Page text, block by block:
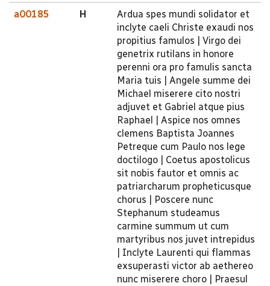
a00185 H
Ardua spes mundi solidator et
inclyte caeli Christe exaudi nos
propitius famulos | Virgo dei
genetrix rutilans in honore
perenni ora pro famulis sancta
Maria tuis | Angele summe dei
Michael miserere cito nostri
adjuvet et Gabriel atque pius
Raphael | Aspice nos omnes
clemens Baptista Joannes
Petreque cum Paulo nos lege
doctilogo | Coetus apostolicus
sit nobis fautor et omnis ac
patriarcharum propheticusque
chorus | Poscere nunc
Stephanum studeamus
carmine summum ut cum
martyribus nos juvet intrepidus
| Inclyte Laurenti qui flammas
exsuperasti victor ab aethereo
nunc miserere choro | Praesul